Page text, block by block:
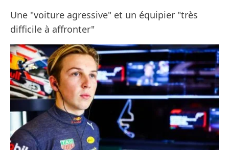
Une "voiture agressive" et un équipier "très
difficile à affronter"